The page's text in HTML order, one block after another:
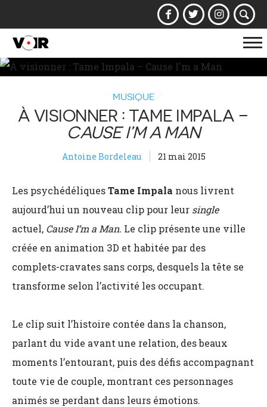
la
MUSIQUE
À VISIONNER : TAME IMPALA –
CAUSE I’M A MAN
Antoine Bordeleau 21 mai 2015
Les psychédéliquesTame Impala nous livrent
aujourd’hui un nouveau clip pour leur single
actuel, Cause I’m a Man. Le clip présente une ville
créée en animation 3D et habitée par des
complets-cravates sans corps, desquels la tête se
transforme selon l’activité les occupant.
Le clip suit l’histoire contée dans la chanson,
parlant du vide avant une relation, des beaux
moments l’entourant, puis des défis accompagnant
toute vie de couple, montrant ces personnages
animés se perdant dans leurs émotions.